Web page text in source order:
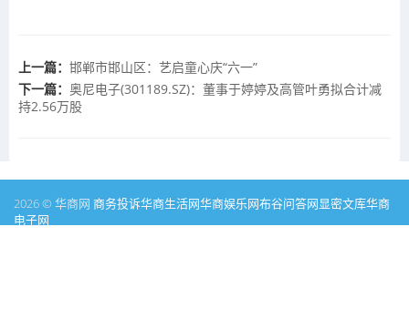
上一篇： 邯郸市邯山区：艺启童心庆“六一”
下一篇： 奥尼电子(301189.SZ)：董事于婷婷及高管叶勇拟合计减
持2.56万股
2026 © 华商网 商务投诉华商生活网华商娱乐网布谷问答网显密文库华商
电子网